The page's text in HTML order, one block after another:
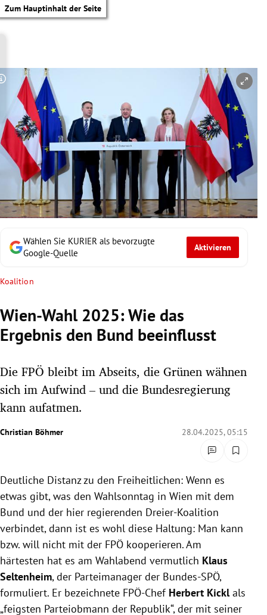
Zum Hauptinhalt der Seite
Untermenü
Untermenü
Untermenü
Untermenü
Untermenü
Untermenü
Untermenü
Untermenü
Wählen Sie KURIER als bevorzugte
Google-Quelle
Aktivieren
Koalition
Wien-Wahl 2025: Wie das
Ergebnis den Bund beeinflusst
Die FPÖ bleibt im Abseits, die Grünen wähnen
sich im Aufwind – und die Bundesregierung
kann aufatmen.
Christian Böhmer 28.04.2025, 05:15
Copyright-Hinweis öffnen/schließen
Deutliche Distanz zu den Freiheitlichen: Wenn es
etwas gibt, was den Wahlsonntag in Wien mit dem
Bund und der hier regierenden Dreier-Koalition
verbindet, dann ist es wohl diese Haltung: Man kann
bzw. will nicht mit der FPÖ kooperieren. Am
härtesten hat es am Wahlabend vermutlich Klaus
Seltenheim, der Parteimanager der Bundes-SPÖ,
formuliert. Er bezeichnete FPÖ-ChefHerbert Kicklals
„feigsten Parteiobmann der Republik“, der mit seiner